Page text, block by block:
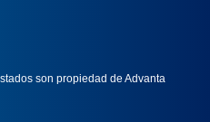
son propiedad de Advanta